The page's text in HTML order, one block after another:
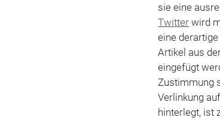
sie eine
Twitter wird
eine
Artikel aus
eingefügt
Zustimmung
Verlinkung
hinterlegt, ist